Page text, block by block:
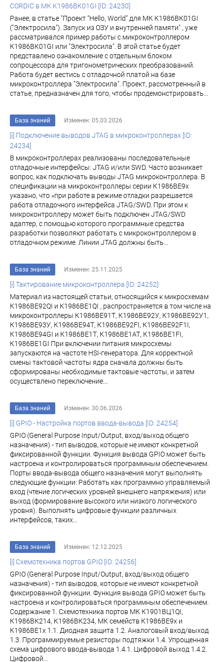
CORDIC в МК K1986ВК01GI [ID: 24230]
Ранее, в статье "Проект “Hello, World” для МК К1986ВК01GI
("Электросила”). Запуск из ОЗУ и внутренней памяти" , уже
рассматривалcя пример работы с микроконтроллером
К1986ВК01GI или "Электросила". В этой статье будет
представлено ознакомление с отдельным блоком
сопроцессора для тригонометрических преобразований.
Работа будет вестись с отладочной платой на базе
микроконтроллера "Электросила". Проект, рассмотренный в
статье, предназначен для того, чтобы продемонстрировать...
База знаний Изменен: 05.03.2026
[i] Подключение выводов JTAG в микроконтроллерах [ID:
24234]
В микроконтроллерах реализованы последовательные
отладочные интерфейсы: JTAG и/или SWD. Часто возникает
вопрос, как подключать выводы JTAG микроконтроллера. В
спецификации на микроконтроллеры серии К1986ВЕ9х
указано, что «при работе в режиме отладки разрешается
работа отладочного интерфейса JTAG/SWD. При этом к
микроконтроллеру может быть подключен JTAG/SWD
адаптер, с помощью которого программные средства
разработки позволяют работать с микроконтроллером в
отладочном режиме. Линии JTAG должны быть...
База знаний Изменен: 25.11.2025
[i] Тактирование микроконтроллера [ID: 24252]
Материал из настоящей статьи, относящийся к микросхемам
К1986ВЕ92QI и К1986ВЕ1QI , распространяется в том числе на
микроконтроллеры К1986ВЕ91Т, К1986ВЕ92У, К1986ВЕ92У1,
К1986ВЕ93У, К1986ВЕ94Т, К1986ВЕ92FI, К1986ВЕ92F1I,
К1986ВЕ94GI и К1986ВЕ1Т, К1986ВЕ1АТ, К1986ВЕ1FI,
К1986ВЕ1GI При включении питания микросхемы
запускаются на частоте HSI-генератора. Для корректной
смены тактовой частоты ядра сначала должны быть
сформированы необходимые тактовые частоты, и затем
осуществлено переключение...
База знаний Изменен: 30.06.2026
[i] GPIO - Настройка портов ввода-вывода [ID: 24254]
GPIO (General Purpose Input/Output, вход/выход общего
назначения) - тип выводов, которые не имеют конкретной
фиксированной функции. Функция вывода GPIO может быть
настроена и контролироваться программным обеспечением.
Порты ввода-вывода общего назначения могут выполнять
следующие функции: Работать как программно управляемый
вход (чтение логических уровней внешнего напряжения) или
выход (формирование высокого или низкого логического
уровня). Выполнять цифровые функции различных
интерфейсов, таких...
База знаний Изменен: 12.12.2025
[i] Схемотехника портов GPIO [ID: 24256]
GPIO (General Purpose Input/Output, вход/выход общего
назначения) - тип выводов, которые не имеют конкретной
фиксированной функции. Функция вывода GPIO может быть
настроена и контролироваться программным обеспечением.
Содержание 1. Схемотехника портов МК К1901ВЦ1QI,
К1986ВК214, К1986ВК234, МК семейств К1986ВЕ9x и
К1986ВЕ1x 1.1. Диодная защита 1.2. Аналоговый вход/выход
1.3. Программируемые резисторы подтяжки 1.4. Упрощенная
схема цифрового ввода-вывода 1.4.1. Цифровой выход 1.4.2.
Цифровой...